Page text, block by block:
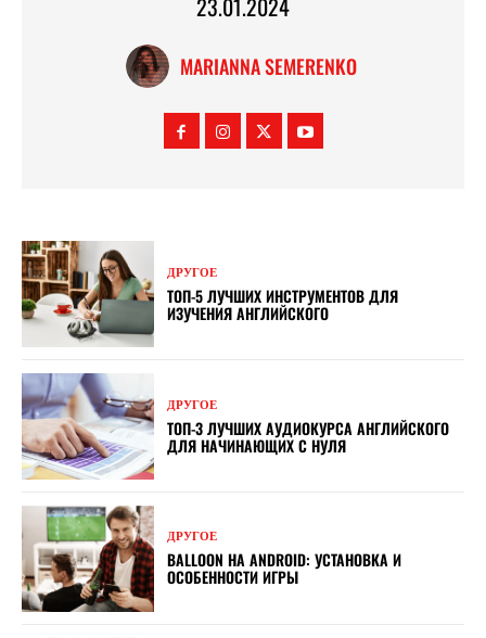
23.01.2024
MARIANNA SEMERENKO
ДРУГОЕ
ТОП-5 ЛУЧШИХ ИНСТРУМЕНТОВ ДЛЯ
ИЗУЧЕНИЯ АНГЛИЙСКОГО
ДРУГОЕ
ТОП-3 ЛУЧШИХ АУДИОКУРСА АНГЛИЙСКОГО
ДЛЯ НАЧИНАЮЩИХ С НУЛЯ
ДРУГОЕ
BALLOON НА ANDROID: УСТАНОВКА И
ОСОБЕННОСТИ ИГРЫ